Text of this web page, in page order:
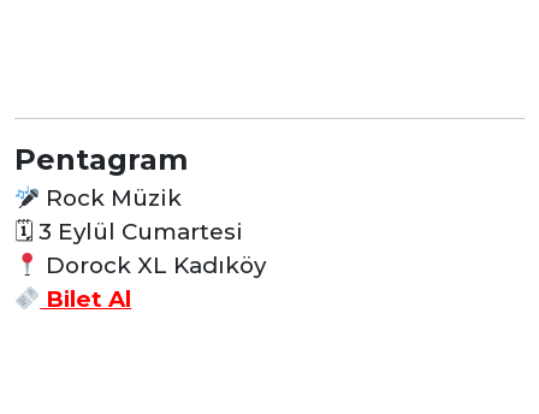
Pentagram
Rock Müzik
🗓 3 Eylül Cumartesi
Dorock XL Kadıköy
Bilet Al